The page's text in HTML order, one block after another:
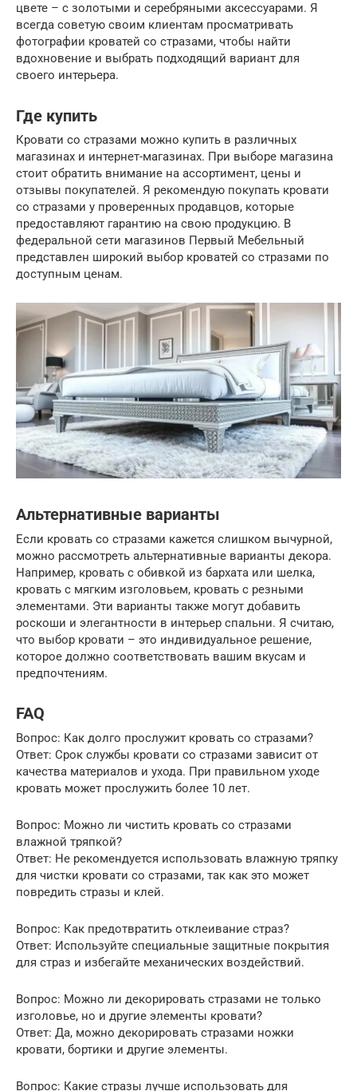
цвете – с золотыми и серебряными аксессуарами. Я
всегда советую своим клиентам просматривать
фотографии кроватей со стразами, чтобы найти
вдохновение и выбрать подходящий вариант для
своего интерьера.
Где купить
Кровати со стразами можно купить в различных
магазинах и интернет-магазинах. При выборе магазина
стоит обратить внимание на ассортимент, цены и
отзывы покупателей. Я рекомендую покупать кровати
со стразами у проверенных продавцов, которые
предоставляют гарантию на свою продукцию. В
федеральной сети магазинов Первый Мебельный
представлен широкий выбор кроватей со стразами по
доступным ценам.
Альтернативные варианты
Если кровать со стразами кажется слишком вычурной,
можно рассмотреть альтернативные варианты декора.
Например, кровать с обивкой из бархата или шелка,
кровать с мягким изголовьем, кровать с резными
элементами. Эти варианты также могут добавить
роскоши и элегантности в интерьер спальни. Я считаю,
что выбор кровати – это индивидуальное решение,
которое должно соответствовать вашим вкусам и
предпочтениям.
FAQ
Вопрос: Как долго прослужит кровать со стразами?
Ответ: Срок службы кровати со стразами зависит от
качества материалов и ухода. При правильном уходе
кровать может прослужить более 10 лет.
Вопрос: Можно ли чистить кровать со стразами
влажной тряпкой?
Ответ: Не рекомендуется использовать влажную тряпку
для чистки кровати со стразами, так как это может
повредить стразы и клей.
Вопрос: Как предотвратить отклеивание страз?
Ответ: Используйте специальные защитные покрытия
для страз и избегайте механических воздействий.
Вопрос: Можно ли декорировать стразами не только
изголовье, но и другие элементы кровати?
Ответ: Да, можно декорировать стразами ножки
кровати, бортики и другие элементы.
Вопрос: Какие стразы лучше использовать для